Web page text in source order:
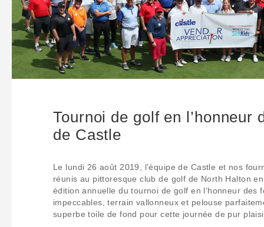
Tournoi de golf en l’honneur
de Castle
Le lundi 26 août 2019, l’équipe de Castle et nos
réunis au pittoresque club de golf de North Halton
édition annuelle du tournoi de golf en l’honneur des
impeccables, terrain vallonneux et pelouse
superbe toile de fond pour cette journée de pur